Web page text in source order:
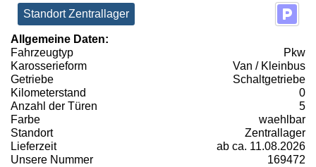
Standort Zentrallager
Allgemeine Daten:
Fahrzeugtyp
Pkw
Karosserieform
Van / Kleinbus
Getriebe
Schaltgetriebe
Kilometerstand
0
Anzahl der Türen
5
Farbe
waehlbar
Standort
Zentrallager
Lieferzeit
ab ca. 11.08.2026
Unsere Nummer
169472